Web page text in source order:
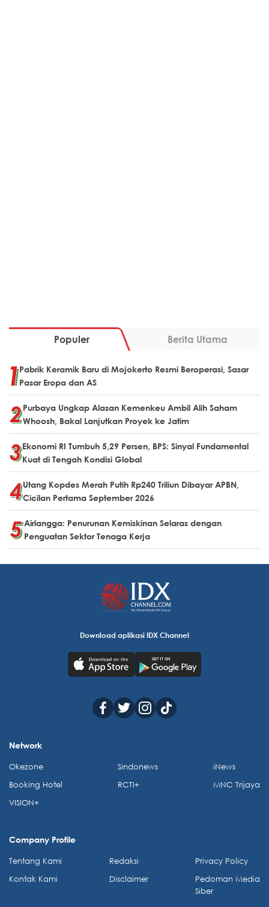
Populer Berita Utama
Pabrik Keramik Baru di Mojokerto Resmi Beroperasi, Sasar
Pasar Eropa dan AS
Purbaya Ungkap Alasan Kemenkeu Ambil Alih Saham
Whoosh, Bakal Lanjutkan Proyek ke Jatim
Ekonomi RI Tumbuh 5,29 Persen, BPS: Sinyal Fundamental
Kuat di Tengah Kondisi Global
Utang Kopdes Merah Putih Rp240 Triliun Dibayar APBN,
Cicilan Pertama September 2026
Airlangga: Penurunan Kemiskinan Selaras dengan
Penguatan Sektor Tenaga Kerja
Download aplikasi IDX Channel
Network
Okezone
Booking Hotel
VISION+
Sindonews
RCTI+
iNews
MNC Trijaya
Company Profile
Tentang Kami
Kontak Kami
Redaksi
Disclaimer
Privacy Policy
Pedoman Media
Siber